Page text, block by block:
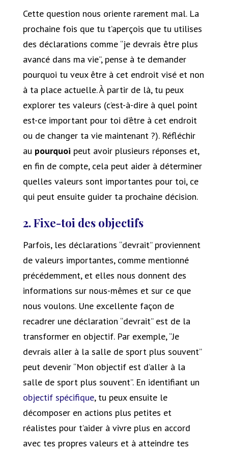
Cette question nous oriente rarement mal. La
prochaine fois que tu t’aperçois que tu utilises
des déclarations comme “je devrais être plus
avancé dans ma vie”, pense à te demander
pourquoi tu veux être à cet endroit visé et non
à ta place actuelle. À partir de là, tu peux
explorer tes valeurs (c’est-à-dire à quel point
est-ce important pour toi d’être à cet endroit
ou de changer ta vie maintenant ?). Réfléchir
au pourquoi peut avoir plusieurs réponses et,
en fin de compte, cela peut aider à déterminer
quelles valeurs sont importantes pour toi, ce
qui peut ensuite guider ta prochaine décision.
2. Fixe-toi des objectifs
Parfois, les déclarations “devrait” proviennent
de valeurs importantes, comme mentionné
précédemment, et elles nous donnent des
informations sur nous-mêmes et sur ce que
nous voulons. Une excellente façon de
recadrer une déclaration “devrait” est de la
transformer en objectif. Par exemple, “Je
devrais aller à la salle de sport plus souvent”
peut devenir “Mon objectif est d’aller à la
salle de sport plus souvent”. En identifiant un
objectif spécifique, tu peux ensuite le
décomposer en actions plus petites et
réalistes pour t’aider à vivre plus en accord
avec tes propres valeurs et à atteindre tes